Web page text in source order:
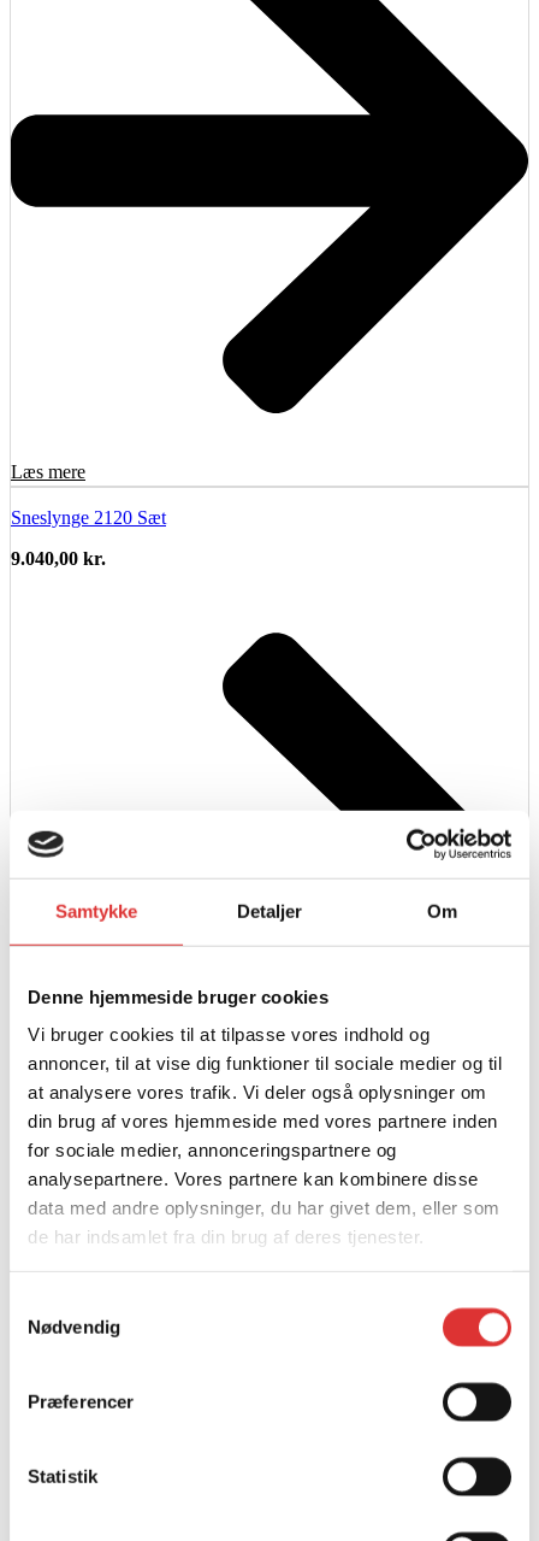
Samtykke Detaljer Om
Denne hjemmeside bruger cookies
Vi bruger cookies til at tilpasse vores indhold og
annoncer, til at vise dig funktioner til sociale medier og til
at analysere vores trafik. Vi deler også oplysninger om
din brug af vores hjemmeside med vores partnere inden
for sociale medier, annonceringspartnere og
analysepartnere. Vores partnere kan kombinere disse
data med andre oplysninger, du har givet dem, eller som
de har indsamlet fra din brug af deres tjenester.
Nødvendig
Præferencer
Statistik
Læs mere
Sneslynge 2120 Sæt
9.040,00 kr.
Læs mere
Sneslynge 2400